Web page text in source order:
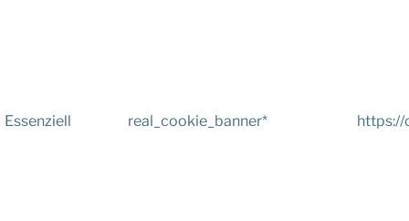
Essenziell real_cookie_banner* https://